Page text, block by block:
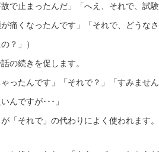
まったんだ」「へえ、それで、試験
なったんです」「それで、どうなさ
」）
の続きを促します。
んです」「それで？」「すみません
すが･･･」
「それで」の代わりによく使われます